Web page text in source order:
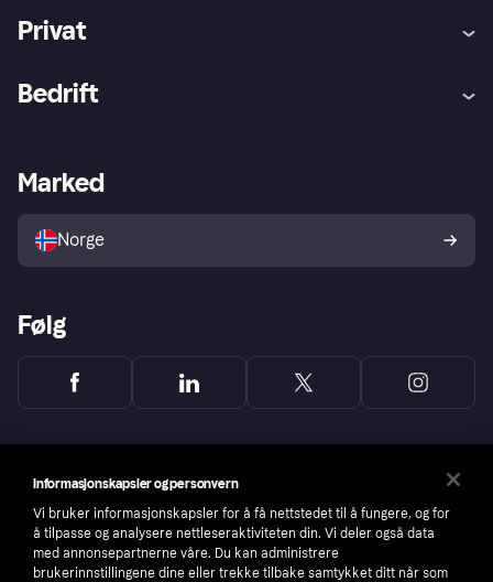
Privat
Utforsk butikker
Bedrift
Merchant portal
Marked
Norge
Følg
Informasjonskapsler og personvern
Vi bruker informasjonskapsler for å få nettstedet til å fungere, og for
å tilpasse og analysere nettleseraktiviteten din. Vi deler også data
med annonsepartnerne våre. Du kan administrere
brukerinnstillingene dine eller trekke tilbake samtykket ditt når som